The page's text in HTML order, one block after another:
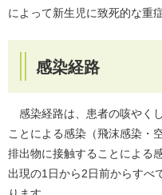
によって新生児に致死的な重
感染経路
感染経路は、患者の咳やく
ことによる感染（飛沫感染・
排出物に接触することによる
出現の1日から2日前からすべ